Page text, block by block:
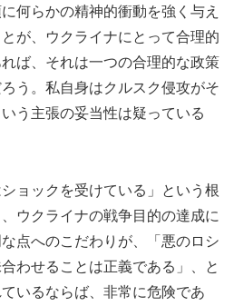
何らかの精神的衝動を強く与え
が、ウクライナにとって合理的
ば、それは一つの合理的な政策
う。私自身はクルスク侵攻がそ
う主張の妥当性は疑っている
ョックを受けている」という根
ウクライナの戦争目的の達成に
点へのこだわりが、「悪のロシ
わせることは正義である」、と
いるならば、非常に危険であ